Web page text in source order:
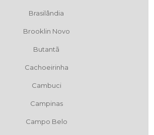
Brasilândia
Brooklin Novo
Butantã
Cachoeirinha
Cambuci
Campinas
Campo Belo